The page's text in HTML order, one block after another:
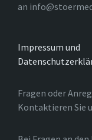
an
Impressum und
Fragen oder
Kontaktieren Sie